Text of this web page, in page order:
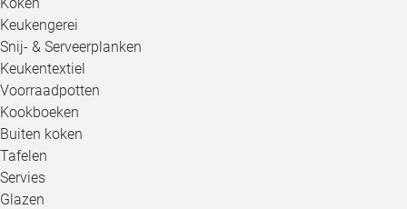
Keukengerei
Snij- & Serveerplanken
Keukentextiel
Voorraadpotten
Kookboeken
Buiten koken
Tafelen
Servies
Glazen